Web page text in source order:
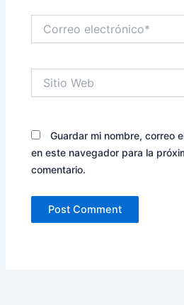
electrónico*
Web
Guardar mi nombre, correo
en este navegador para la
comentario.